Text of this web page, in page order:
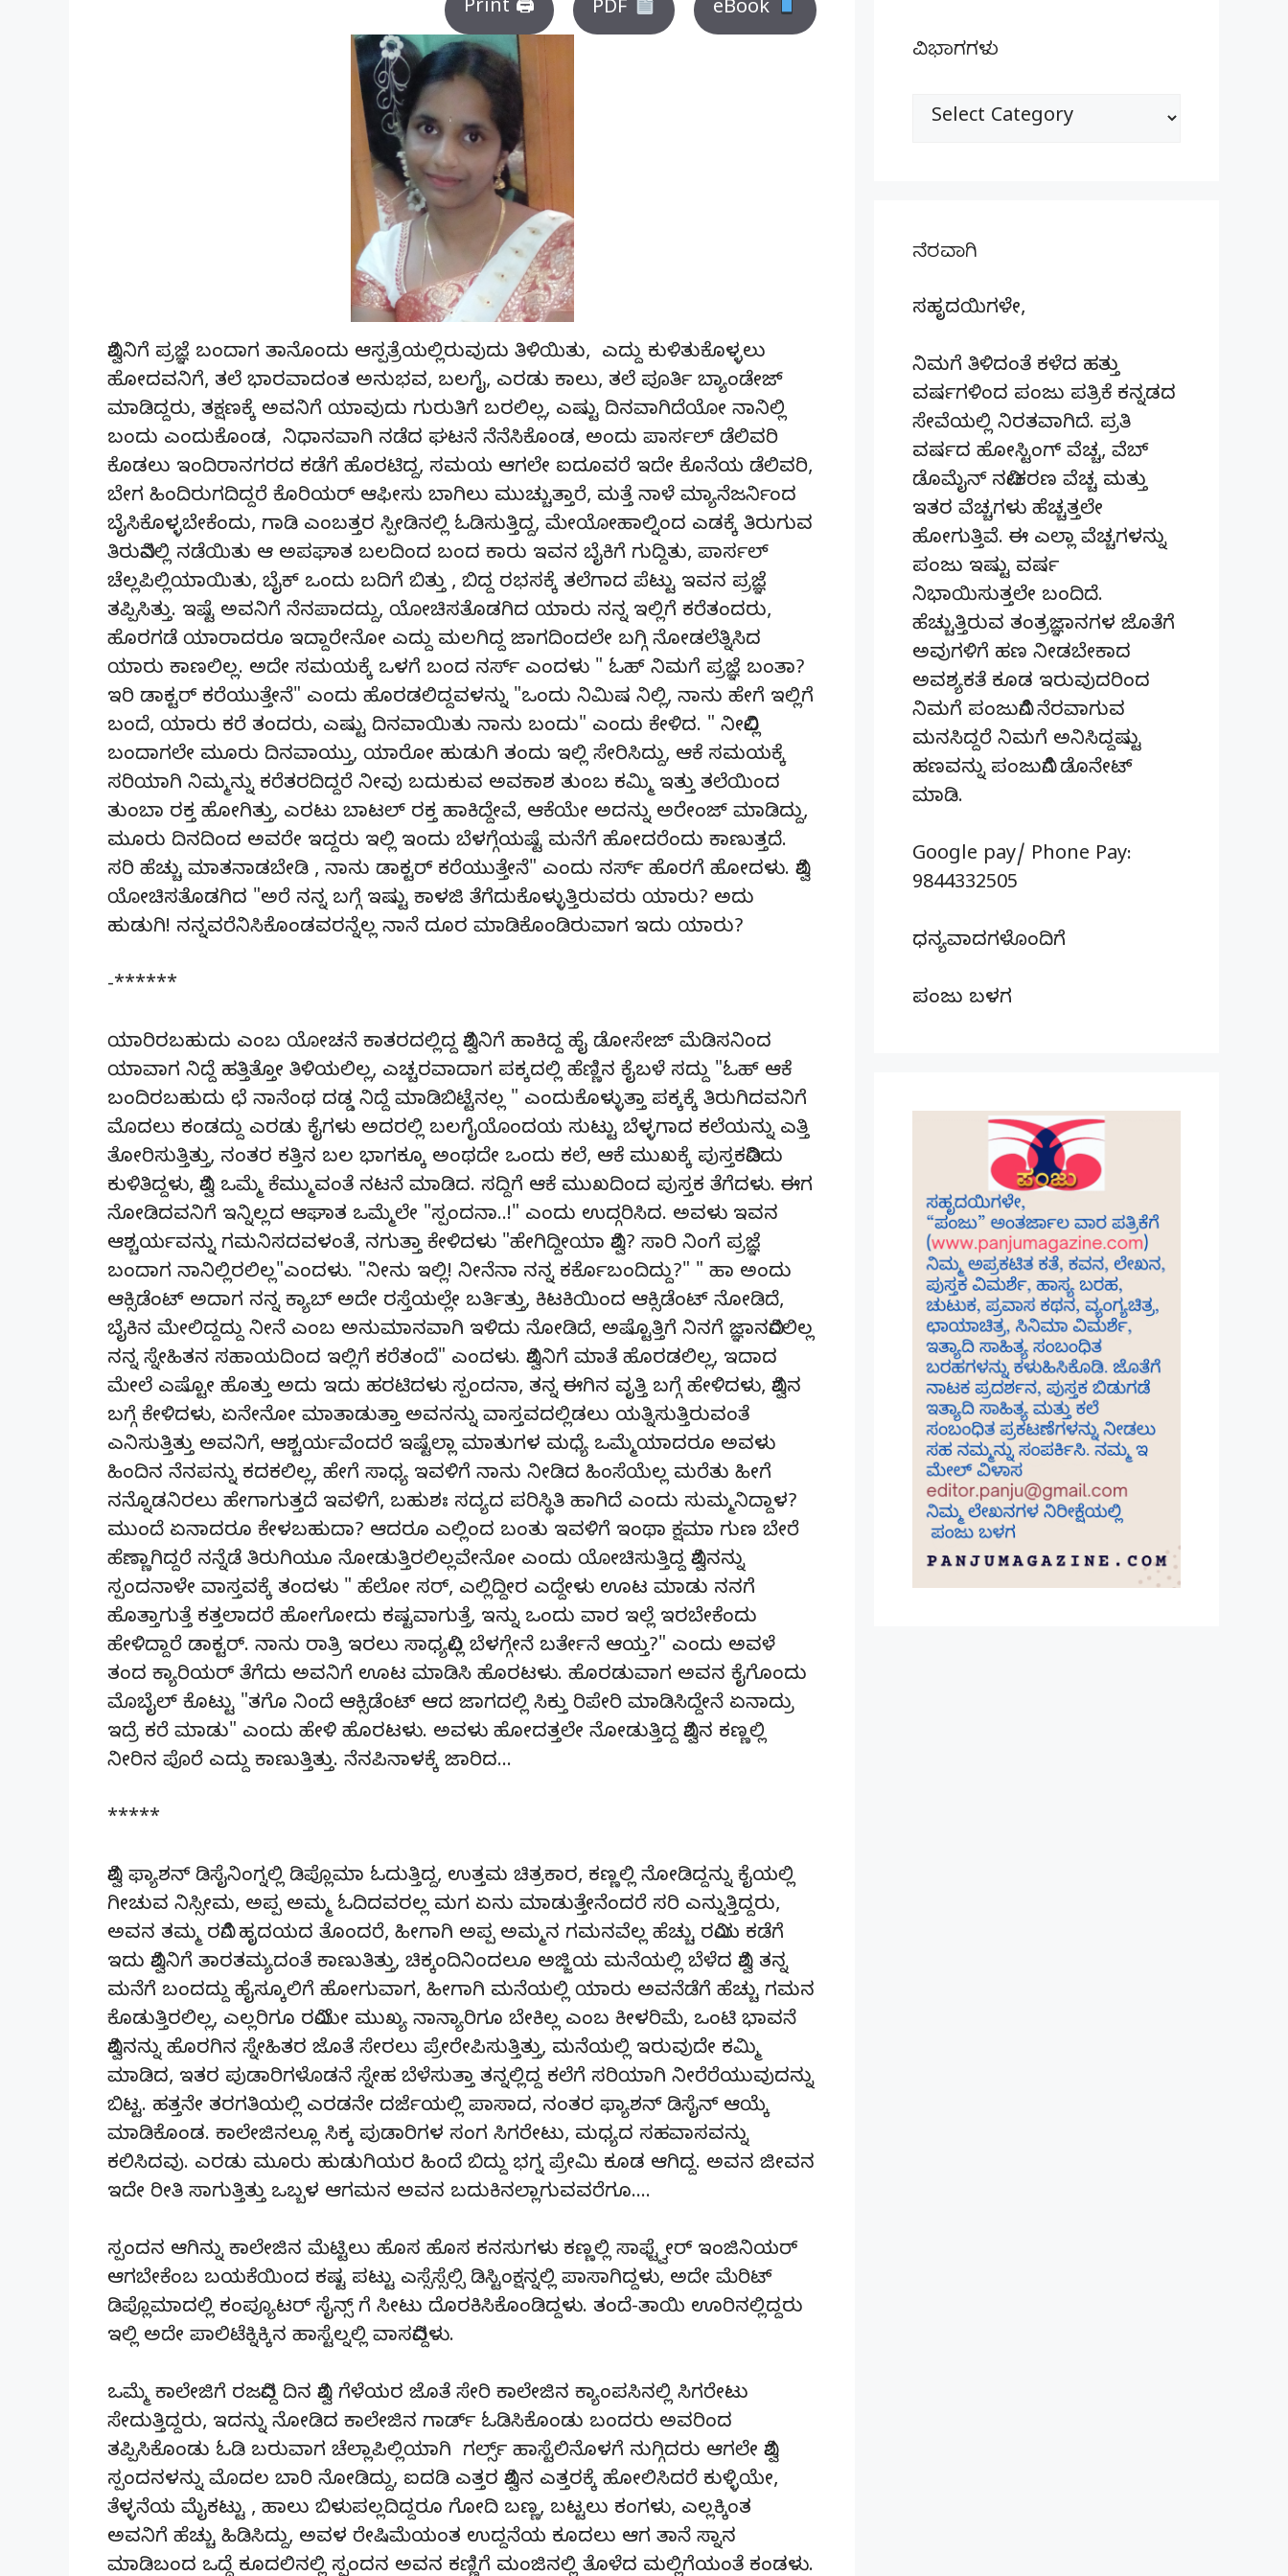
Print 🖨 PDF eBook
ವಿಶ್ವನಿಗೆ ಪ್ರಜ್ಞೆ ಬಂದಾಗ ತಾನೊಂದು ಆಸ್ಪತ್ರೆಯಲ್ಲಿರುವುದು ತಿಳಿಯಿತು, ಎದ್ದು ಕುಳಿತುಕೊಳ್ಳಲು
ಹೋದವನಿಗೆ, ತಲೆ ಭಾರವಾದಂತ ಅನುಭವ, ಬಲಗೈ, ಎರಡು ಕಾಲು, ತಲೆ ಪೂರ್ತಿ ಬ್ಯಾಂಡೇಜ್
ಮಾಡಿದ್ದರು, ತಕ್ಷಣಕ್ಕೆ ಅವನಿಗೆ ಯಾವುದು ಗುರುತಿಗೆ ಬರಲಿಲ್ಲ, ಎಷ್ಟು ದಿನವಾಗಿದೆಯೋ ನಾನಿಲ್ಲಿ
ಬಂದು ಎಂದುಕೊಂಡ, ನಿಧಾನವಾಗಿ ನಡೆದ ಘಟನೆ ನೆನೆಸಿಕೊಂಡ, ಅಂದು ಪಾರ್ಸಲ್ ಡೆಲಿವರಿ
ಕೊಡಲು ಇಂದಿರಾನಗರದ ಕಡೆಗೆ ಹೊರಟಿದ್ದ, ಸಮಯ ಆಗಲೇ ಐದೂವರೆ ಇದೇ ಕೊನೆಯ ಡೆಲಿವರಿ,
ಬೇಗ ಹಿಂದಿರುಗದಿದ್ದರೆ ಕೊರಿಯರ್ ಆಫೀಸು ಬಾಗಿಲು ಮುಚ್ಚುತ್ತಾರೆ, ಮತ್ತೆ ನಾಳೆ ಮ್ಯಾನೆಜರ್ನಿಂದ
ಬೈಸಿಕೊಳ್ಳಬೇಕೆಂದು, ಗಾಡಿ ಎಂಬತ್ತರ ಸ್ಪೀಡಿನಲ್ಲಿ ಓಡಿಸುತ್ತಿದ್ದ, ಮೇಯೋಹಾಲ್ನಿಂದ ಎಡಕ್ಕೆ ತಿರುಗುವ
ತಿರುವಿನಲ್ಲಿ ನಡೆಯಿತು ಆ ಅಪಘಾತ ಬಲದಿಂದ ಬಂದ ಕಾರು ಇವನ ಬೈಕಿಗೆ ಗುದ್ದಿತು, ಪಾರ್ಸಲ್
ಚೆಲ್ಲಪಿಲ್ಲಿಯಾಯಿತು, ಬೈಕ್ ಒಂದು ಬದಿಗೆ ಬಿತ್ತು , ಬಿದ್ದ ರಭಸಕ್ಕೆ ತಲೆಗಾದ ಪೆಟ್ಟು ಇವನ ಪ್ರಜ್ಞೆ
ತಪ್ಪಿಸಿತ್ತು. ಇಷ್ಟೆ ಅವನಿಗೆ ನೆನಪಾದದ್ದು, ಯೋಚಿಸತೊಡಗಿದ ಯಾರು ನನ್ನ ಇಲ್ಲಿಗೆ ಕರೆತಂದರು,
ಹೊರಗಡೆ ಯಾರಾದರೂ ಇದ್ದಾರೇನೋ ಎದ್ದು ಮಲಗಿದ್ದ ಜಾಗದಿಂದಲೇ ಬಗ್ಗಿ ನೋಡಲೆತ್ನಿಸಿದ
ಯಾರು ಕಾಣಲಿಲ್ಲ. ಅದೇ ಸಮಯಕ್ಕೆ ಒಳಗೆ ಬಂದ ನರ್ಸ್ ಎಂದಳು " ಓಹ್ ನಿಮಗೆ ಪ್ರಜ್ಞೆ ಬಂತಾ?
ಇರಿ ಡಾಕ್ಟರ್ ಕರೆಯುತ್ತೇನೆ" ಎಂದು ಹೊರಡಲಿದ್ದವಳನ್ನು "ಒಂದು ನಿಮಿಷ ನಿಲ್ಲಿ, ನಾನು ಹೇಗೆ ಇಲ್ಲಿಗೆ
ಬಂದೆ, ಯಾರು ಕರೆ ತಂದರು, ಎಷ್ಟು ದಿನವಾಯಿತು ನಾನು ಬಂದು" ಎಂದು ಕೇಳಿದ. " ನೀವಿಲ್ಲಿ
ಬಂದಾಗಲೇ ಮೂರು ದಿನವಾಯ್ತು, ಯಾರೋ ಹುಡುಗಿ ತಂದು ಇಲ್ಲಿ ಸೇರಿಸಿದ್ದು, ಆಕೆ ಸಮಯಕ್ಕೆ
ಸರಿಯಾಗಿ ನಿಮ್ಮನ್ನು ಕರೆತರದಿದ್ದರೆ ನೀವು ಬದುಕುವ ಅವಕಾಶ ತುಂಬ ಕಮ್ಮಿ ಇತ್ತು ತಲೆಯಿಂದ
ತುಂಬಾ ರಕ್ತ ಹೋಗಿತ್ತು, ಎರಟು ಬಾಟಲ್ ರಕ್ತ ಹಾಕಿದ್ದೇವೆ, ಆಕೆಯೇ ಅದನ್ನು ಅರೇಂಜ್ ಮಾಡಿದ್ದು,
ಮೂರು ದಿನದಿಂದ ಅವರೇ ಇದ್ದರು ಇಲ್ಲಿ ಇಂದು ಬೆಳಗ್ಗೆಯಷ್ಟೆ ಮನೆಗೆ ಹೋದರೆಂದು ಕಾಣುತ್ತದೆ.
ಸರಿ ಹೆಚ್ಚು ಮಾತನಾಡಬೇಡಿ , ನಾನು ಡಾಕ್ಟರ್ ಕರೆಯುತ್ತೇನೆ" ಎಂದು ನರ್ಸ್ ಹೊರಗೆ ಹೋದಳು. ವಿಶ್ವ
ಯೋಚಿಸತೊಡಗಿದ "ಅರೆ ನನ್ನ ಬಗ್ಗೆ ಇಷ್ಟು ಕಾಳಜಿ ತೆಗೆದುಕೊಳ್ಳುತ್ತಿರುವರು ಯಾರು? ಅದು
ಹುಡುಗಿ! ನನ್ನವರೆನಿಸಿಕೊಂಡವರನ್ನೆಲ್ಲ ನಾನೆ ದೂರ ಮಾಡಿಕೊಂಡಿರುವಾಗ ಇದು ಯಾರು?
-******
ಯಾರಿರಬಹುದು ಎಂಬ ಯೋಚನೆ ಕಾತರದಲ್ಲಿದ್ದ ವಿಶ್ವನಿಗೆ ಹಾಕಿದ್ದ ಹೈ ಡೋಸೇಜ್ ಮೆಡಿಸನಿಂದ
ಯಾವಾಗ ನಿದ್ದೆ ಹತ್ತಿತ್ತೋ ತಿಳಿಯಲಿಲ್ಲ, ಎಚ್ಚರವಾದಾಗ ಪಕ್ಕದಲ್ಲಿ ಹೆಣ್ಣಿನ ಕೈಬಳೆ ಸದ್ದು "ಓಹ್ ಆಕೆ
ಬಂದಿರಬಹುದು ಛೆ ನಾನೆಂಥ ದಡ್ಡ ನಿದ್ದೆ ಮಾಡಿಬಿಟ್ಟೆನಲ್ಲ " ಎಂದುಕೊಳ್ಳುತ್ತಾ ಪಕ್ಕಕ್ಕೆ ತಿರುಗಿದವನಿಗೆ
ಮೊದಲು ಕಂಡದ್ದು ಎರಡು ಕೈಗಳು ಅದರಲ್ಲಿ ಬಲಗೈಯೊಂದಯ ಸುಟ್ಟು ಬೆಳ್ಳಗಾದ ಕಲೆಯನ್ನು ಎತ್ತಿ
ತೋರಿಸುತ್ತಿತ್ತು, ನಂತರ ಕತ್ತಿನ ಬಲ ಭಾಗಕ್ಕೂ ಅಂಥದೇ ಒಂದು ಕಲೆ, ಆಕೆ ಮುಖಕ್ಕೆ ಪುಸ್ತಕವಿಡಿದು
ಕುಳಿತಿದ್ದಳು, ವಿಶ್ವ ಒಮ್ಮೆ ಕೆಮ್ಮುವಂತೆ ನಟನೆ ಮಾಡಿದ. ಸದ್ದಿಗೆ ಆಕೆ ಮುಖದಿಂದ ಪುಸ್ತಕ ತೆಗೆದಳು. ಈಗ
ನೋಡಿದವನಿಗೆ ಇನ್ನಿಲ್ಲದ ಆಘಾತ ಒಮ್ಮೆಲೇ "ಸ್ಪಂದನಾ..!" ಎಂದು ಉದ್ಗರಿಸಿದ. ಅವಳು ಇವನ
ಆಶ್ಚರ್ಯವನ್ನು ಗಮನಿಸದವಳಂತೆ, ನಗುತ್ತಾ ಕೇಳಿದಳು "ಹೇಗಿದ್ದೀಯಾ ವಿಶ್ವ? ಸಾರಿ ನಿಂಗೆ ಪ್ರಜ್ಞೆ
ಬಂದಾಗ ನಾನಿಲ್ಲಿರಲಿಲ್ಲ"ಎಂದಳು. "ನೀನು ಇಲ್ಲಿ! ನೀನೆನಾ ನನ್ನ ಕರ್ಕೊಬಂದಿದ್ದು?" " ಹಾ ಅಂದು
ಆಕ್ಸಿಡೆಂಟ್ ಅದಾಗ ನನ್ನ ಕ್ಯಾಬ್ ಅದೇ ರಸ್ತೆಯಲ್ಲೇ ಬರ್ತಿತ್ತು, ಕಿಟಕಿಯಿಂದ ಆಕ್ಸಿಡೆಂಟ್ ನೋಡಿದೆ,
ಬೈಕಿನ ಮೇಲಿದ್ದದ್ದು ನೀನೆ ಎಂಬ ಅನುಮಾನವಾಗಿ ಇಳಿದು ನೋಡಿದೆ, ಅಷ್ಟೊತ್ತಿಗೆ ನಿನಗೆ ಜ್ಞಾನವಿರಲಿಲ್ಲ
ನನ್ನ ಸ್ನೇಹಿತನ ಸಹಾಯದಿಂದ ಇಲ್ಲಿಗೆ ಕರೆತಂದೆ" ಎಂದಳು. ವಿಶ್ವನಿಗೆ ಮಾತೆ ಹೊರಡಲಿಲ್ಲ, ಇದಾದ
ಮೇಲೆ ಎಷ್ಟೋ ಹೊತ್ತು ಅದು ಇದು ಹರಟಿದಳು ಸ್ಪಂದನಾ, ತನ್ನ ಈಗಿನ ವೃತ್ತಿ ಬಗ್ಗೆ ಹೇಳಿದಳು, ವಿಶ್ವನ
ಬಗ್ಗೆ ಕೇಳಿದಳು, ಏನೇನೋ ಮಾತಾಡುತ್ತಾ ಅವನನ್ನು ವಾಸ್ತವದಲ್ಲಿಡಲು ಯತ್ನಿಸುತ್ತಿರುವಂತೆ
ಎನಿಸುತ್ತಿತ್ತು ಅವನಿಗೆ, ಆಶ್ಚರ್ಯವೆಂದರೆ ಇಷ್ಟೆಲ್ಲಾ ಮಾತುಗಳ ಮಧ್ಯೆ ಒಮ್ಮೆಯಾದರೂ ಅವಳು
ಹಿಂದಿನ ನೆನಪನ್ನು ಕದಕಲಿಲ್ಲ, ಹೇಗೆ ಸಾಧ್ಯ ಇವಳಿಗೆ ನಾನು ನೀಡಿದ ಹಿಂಸೆಯೆಲ್ಲ ಮರೆತು ಹೀಗೆ
ನನ್ನೊಡನಿರಲು ಹೇಗಾಗುತ್ತದೆ ಇವಳಿಗೆ, ಬಹುಶಃ ಸದ್ಯದ ಪರಿಸ್ಥಿತಿ ಹಾಗಿದೆ ಎಂದು ಸುಮ್ಮನಿದ್ದಾಳ?
ಮುಂದೆ ಏನಾದರೂ ಕೇಳಬಹುದಾ? ಆದರೂ ಎಲ್ಲಿಂದ ಬಂತು ಇವಳಿಗೆ ಇಂಥಾ ಕ್ಷಮಾ ಗುಣ ಬೇರೆ
ಹೆಣ್ಣಾಗಿದ್ದರೆ ನನ್ನೆಡೆ ತಿರುಗಿಯೂ ನೋಡುತ್ತಿರಲಿಲ್ಲವೇನೋ ಎಂದು ಯೋಚಿಸುತ್ತಿದ್ದ ವಿಶ್ವನನ್ನು
ಸ್ಪಂದನಾಳೇ ವಾಸ್ತವಕ್ಕೆ ತಂದಳು " ಹೆಲೋ ಸರ್, ಎಲ್ಲಿದ್ದೀರ ಎದ್ದೇಳು ಊಟ ಮಾಡು ನನಗೆ
ಹೊತ್ತಾಗುತ್ತೆ ಕತ್ತಲಾದರೆ ಹೋಗೋದು ಕಷ್ಟವಾಗುತ್ತೆ, ಇನ್ನು ಒಂದು ವಾರ ಇಲ್ಲೆ ಇರಬೇಕೆಂದು
ಹೇಳಿದ್ದಾರೆ ಡಾಕ್ಟರ್. ನಾನು ರಾತ್ರಿ ಇರಲು ಸಾಧ್ಯವಿಲ್ಲ ಬೆಳಗ್ಗೇನೆ ಬರ್ತೇನೆ ಆಯ್ತ?" ಎಂದು ಅವಳೆ
ತಂದ ಕ್ಯಾರಿಯರ್ ತೆಗೆದು ಅವನಿಗೆ ಊಟ ಮಾಡಿಸಿ ಹೊರಟಳು. ಹೊರಡುವಾಗ ಅವನ ಕೈಗೊಂದು
ಮೊಬೈಲ್ ಕೊಟ್ಟು "ತಗೊ ನಿಂದೆ ಆಕ್ಸಿಡೆಂಟ್ ಆದ ಜಾಗದಲ್ಲಿ ಸಿಕ್ತು ರಿಪೇರಿ ಮಾಡಿಸಿದ್ದೇನೆ ಏನಾದ್ರು
ಇದ್ರೆ ಕರೆ ಮಾಡು" ಎಂದು ಹೇಳಿ ಹೊರಟಳು. ಅವಳು ಹೋದತ್ತಲೇ ನೋಡುತ್ತಿದ್ದ ವಿಶ್ವನ ಕಣ್ಣಲ್ಲಿ
ನೀರಿನ ಪೊರೆ ಎದ್ದು ಕಾಣುತ್ತಿತ್ತು. ನೆನಪಿನಾಳಕ್ಕೆ ಜಾರಿದ…
*****
ವಿಶ್ವ ಫ್ಯಾಶನ್ ಡಿಸೈನಿಂಗ್ನಲ್ಲಿ ಡಿಪ್ಲೊಮಾ ಓದುತ್ತಿದ್ದ, ಉತ್ತಮ ಚಿತ್ರಕಾರ, ಕಣ್ಣಲ್ಲಿ ನೋಡಿದ್ದನ್ನು ಕೈಯಲ್ಲಿ
ಗೀಚುವ ನಿಸ್ಸೀಮ, ಅಪ್ಪ ಅಮ್ಮ ಓದಿದವರಲ್ಲ ಮಗ ಏನು ಮಾಡುತ್ತೇನೆಂದರೆ ಸರಿ ಎನ್ನುತ್ತಿದ್ದರು,
ಅವನ ತಮ್ಮ ರವಿಗೆ ಹೃದಯದ ತೊಂದರೆ, ಹೀಗಾಗಿ ಅಪ್ಪ ಅಮ್ಮನ ಗಮನವೆಲ್ಲ ಹೆಚ್ಚು ರವಿಯ ಕಡೆಗೆ
ಇದು ವಿಶ್ವನಿಗೆ ತಾರತಮ್ಯದಂತೆ ಕಾಣುತಿತ್ತು, ಚಿಕ್ಕಂದಿನಿಂದಲೂ ಅಜ್ಜಿಯ ಮನೆಯಲ್ಲಿ ಬೆಳೆದ ವಿಶ್ವ ತನ್ನ
ಮನೆಗೆ ಬಂದದ್ದು ಹೈಸ್ಕೂಲಿಗೆ ಹೋಗುವಾಗ, ಹೀಗಾಗಿ ಮನೆಯಲ್ಲಿ ಯಾರು ಅವನೆಡೆಗೆ ಹೆಚ್ಚು ಗಮನ
ಕೊಡುತ್ತಿರಲಿಲ್ಲ, ಎಲ್ಲರಿಗೂ ರವಿಯೇ ಮುಖ್ಯ ನಾನ್ಯಾರಿಗೂ ಬೇಕಿಲ್ಲ ಎಂಬ ಕೀಳರಿಮೆ, ಒಂಟಿ ಭಾವನೆ
ವಿಶ್ವನನ್ನು ಹೊರಗಿನ ಸ್ನೇಹಿತರ ಜೊತೆ ಸೇರಲು ಪ್ರೇರೇಪಿಸುತ್ತಿತ್ತು, ಮನೆಯಲ್ಲಿ ಇರುವುದೇ ಕಮ್ಮಿ
ಮಾಡಿದ, ಇತರ ಪುಡಾರಿಗಳೊಡನೆ ಸ್ನೇಹ ಬೆಳೆಸುತ್ತಾ ತನ್ನಲ್ಲಿದ್ದ ಕಲೆಗೆ ಸರಿಯಾಗಿ ನೀರೆರೆಯುವುದನ್ನು
ಬಿಟ್ಟ. ಹತ್ತನೇ ತರಗತಿಯಲ್ಲಿ ಎರಡನೇ ದರ್ಜೆಯಲ್ಲಿ ಪಾಸಾದ, ನಂತರ ಫ್ಯಾಶನ್ ಡಿಸೈನ್ ಆಯ್ಕೆ
ಮಾಡಿಕೊಂಡ. ಕಾಲೇಜಿನಲ್ಲೂ ಸಿಕ್ಕ ಪುಡಾರಿಗಳ ಸಂಗ ಸಿಗರೇಟು, ಮಧ್ಯದ ಸಹವಾಸವನ್ನು
ಕಲಿಸಿದವು. ಎರಡು ಮೂರು ಹುಡುಗಿಯರ ಹಿಂದೆ ಬಿದ್ದು ಭಗ್ನ ಪ್ರೇಮಿ ಕೂಡ ಆಗಿದ್ದ. ಅವನ ಜೀವನ
ಇದೇ ರೀತಿ ಸಾಗುತ್ತಿತ್ತು ಒಬ್ಬಳ ಆಗಮನ ಅವನ ಬದುಕಿನಲ್ಲಾಗುವವರೆಗೂ….
ಸ್ಪಂದನ ಆಗಿನ್ನು ಕಾಲೇಜಿನ ಮೆಟ್ಟಿಲು ಹೊಸ ಹೊಸ ಕನಸುಗಳು ಕಣ್ಣಲ್ಲಿ ಸಾಫ್ಟ್ವೇರ್ ಇಂಜಿನಿಯರ್
ಆಗಬೇಕೆಂಬ ಬಯಕೆಯಿಂದ ಕಷ್ಟ ಪಟ್ಟು ಎಸ್ಸೆಸ್ಸೆಲ್ಸಿ ಡಿಸ್ಟಿಂಕ್ಷನ್ನಲ್ಲಿ ಪಾಸಾಗಿದ್ದಳು, ಅದೇ ಮೆರಿಟ್
ಡಿಪ್ಲೊಮಾದಲ್ಲಿ ಕಂಪ್ಯೂಟರ್ ಸೈನ್ಸ್ ಗೆ ಸೀಟು ದೊರಕಿಸಿಕೊಂಡಿದ್ದಳು. ತಂದೆ-ತಾಯಿ ಊರಿನಲ್ಲಿದ್ದರು
ಇಲ್ಲಿ ಅದೇ ಪಾಲಿಟೆಕ್ನಿಕ್ಕಿನ ಹಾಸ್ಟೆಲ್ನಲ್ಲಿ ವಾಸವಿದ್ದಳು.
ಒಮ್ಮೆ ಕಾಲೇಜಿಗೆ ರಜವಿದ್ದ ದಿನ ವಿಶ್ವ ಗೆಳೆಯರ ಜೊತೆ ಸೇರಿ ಕಾಲೇಜಿನ ಕ್ಯಾಂಪಸಿನಲ್ಲಿ ಸಿಗರೇಟು
ಸೇದುತ್ತಿದ್ದರು, ಇದನ್ನು ನೋಡಿದ ಕಾಲೇಜಿನ ಗಾರ್ಡ್ ಓಡಿಸಿಕೊಂಡು ಬಂದರು ಅವರಿಂದ
ತಪ್ಪಿಸಿಕೊಂಡು ಓಡಿ ಬರುವಾಗ ಚೆಲ್ಲಾಪಿಲ್ಲಿಯಾಗಿ ಗರ್ಲ್ಸ್ ಹಾಸ್ಟೆಲಿನೊಳಗೆ ನುಗ್ಗಿದರು ಆಗಲೇ ವಿಶ್ವ
ಸ್ಪಂದನಳನ್ನು ಮೊದಲ ಬಾರಿ ನೋಡಿದ್ದು, ಐದಡಿ ಎತ್ತರ ವಿಶ್ವನ ಎತ್ತರಕ್ಕೆ ಹೋಲಿಸಿದರೆ ಕುಳ್ಳಿಯೇ,
ತೆಳ್ಳನೆಯ ಮೈಕಟ್ಟು , ಹಾಲು ಬಿಳುಪಲ್ಲದಿದ್ದರೂ ಗೋದಿ ಬಣ್ಣ, ಬಟ್ಟಲು ಕಂಗಳು, ಎಲ್ಲಕ್ಕಿಂತ
ಅವನಿಗೆ ಹೆಚ್ಚು ಹಿಡಿಸಿದ್ದು, ಅವಳ ರೇಷಿಮೆಯಂತ ಉದ್ದನೆಯ ಕೂದಲು ಆಗ ತಾನೆ ಸ್ನಾನ
ಮಾಡಿಬಂದ ಒದ್ದೆ ಕೂದಲಿನಲ್ಲಿ ಸ್ಪಂದನ ಅವನ ಕಣ್ಣಿಗೆ ಮಂಜಿನಲ್ಲಿ ತೊಳೆದ ಮಲ್ಲಿಗೆಯಂತೆ ಕಂಡಳು.
ವಿಭಾಗಗಳು
ವಿಭಾಗಗಳು
ನೆರವಾಗಿ
ಸಹೃದಯಿಗಳೇ,
ನಿಮಗೆ ತಿಳಿದಂತೆ ಕಳೆದ ಹತ್ತು
ವರ್ಷಗಳಿಂದ ಪಂಜು ಪತ್ರಿಕೆ ಕನ್ನಡದ
ಸೇವೆಯಲ್ಲಿ ನಿರತವಾಗಿದೆ. ಪ್ರತಿ
ವರ್ಷದ ಹೋಸ್ಟಿಂಗ್‌ ವೆಚ್ಚ, ವೆಬ್‌
ಡೊಮೈನ್‌ ನವೀಕರಣ ವೆಚ್ಚ ಮತ್ತು
ಇತರ ವೆಚ್ಚಗಳು ಹೆಚ್ಚತ್ತಲೇ
ಹೋಗುತ್ತಿವೆ. ಈ ಎಲ್ಲಾ ವೆಚ್ಚಗಳನ್ನು
ಪಂಜು ಇಷ್ಟು ವರ್ಷ
ನಿಭಾಯಿಸುತ್ತಲೇ ಬಂದಿದೆ.
ಹೆಚ್ಚುತ್ತಿರುವ ತಂತ್ರಜ್ಞಾನಗಳ ಜೊತೆಗೆ
ಅವುಗಳಿಗೆ ಹಣ ನೀಡಬೇಕಾದ
ಅವಶ್ಯಕತೆ ಕೂಡ ಇರುವುದರಿಂದ
ನಿಮಗೆ ಪಂಜುವಿಗೆ ನೆರವಾಗುವ
ಮನಸಿದ್ದರೆ ನಿಮಗೆ ಅನಿಸಿದ್ದಷ್ಟು
ಹಣವನ್ನು ಪಂಜುವಿಗೆ ಡೊನೇಟ್‌
ಮಾಡಿ.
Google pay/ Phone Pay:
9844332505
ಧನ್ಯವಾದಗಳೊಂದಿಗೆ
ಪಂಜು ಬಳಗ